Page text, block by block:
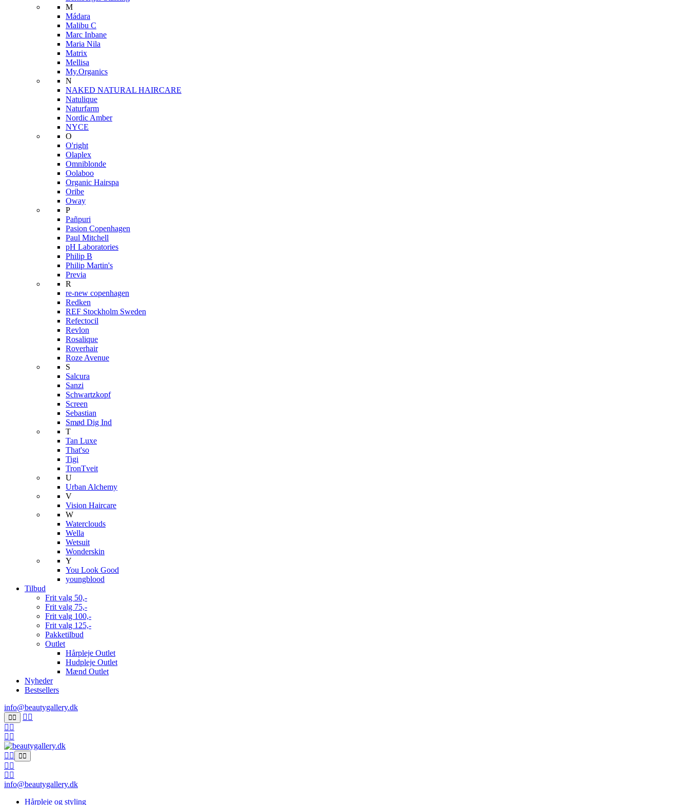
M
Mádara
Malibu C
Marc Inbane
Maria Nila
Matrix
Mellisa
My.Organics
N
NAKED NATURAL HAIRCARE
Natulique
Naturfarm
Nordic Amber
NYCE
O
O'right
Olaplex
Omniblonde
Oolaboo
Organic Hairspa
Oribe
Oway
P
Pañpuri
Pasion Copenhagen
Paul Mitchell
pH Laboratories
Philip B
Philip Martin's
Previa
R
re-new copenhagen
Redken
REF Stockholm Sweden
Refectocil
Revlon
Rosalique
Roverhair
Roze Avenue
S
Salcura
Sanzi
Schwartzkopf
Screen
Sebastian
Smød Dig Ind
T
Tan Luxe
That'so
Tigi
TronTveit
U
Urban Alchemy
V
Vision Haircare
W
Waterclouds
Wella
Wetsuit
Wonderskin
Y
You Look Good
youngblood
Tilbud
Frit valg 50,-
Frit valg 75,-
Frit valg 100,-
Frit valg 125,-
Pakketilbud
Outlet
Hårpleje Outlet
Hudpleje Outlet
Mænd Outlet
Nyheder
Bestsellers
info@beautygallery.dk
info@beautygallery.dk
Hårpleje og styling